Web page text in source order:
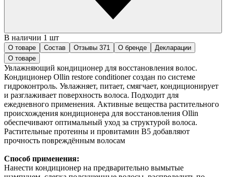
В наличии 1 шт
О товаре Состав Отзывы 371 О бренде
Декларации
О товаре
Увлажняющий кондиционер для восстановления волос.
Кондиционер Ollin restore conditioner создан по системе
гидроконтроль. Увлажняет, питает, смягчает, кондиционирует
и разглаживает поверхность волоса. Подходит для
ежедневного применения. Активные вещества растительного
происхождения кондиционера для восстановления Ollin
обеспечивают оптимальный уход за структурой волоса.
Растительные протеины и провитамин В5 добавляют
прочность повреждённым волосам
Способ применения:
Нанести кондиционер на предварительно вымытые